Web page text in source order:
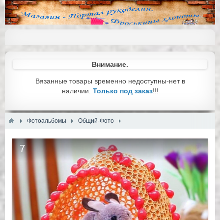
Внимание.
Вязанные товары временно недоступны-нет в
наличии. Только под заказ!!!
Фотоальбомы Общий-Фото
7